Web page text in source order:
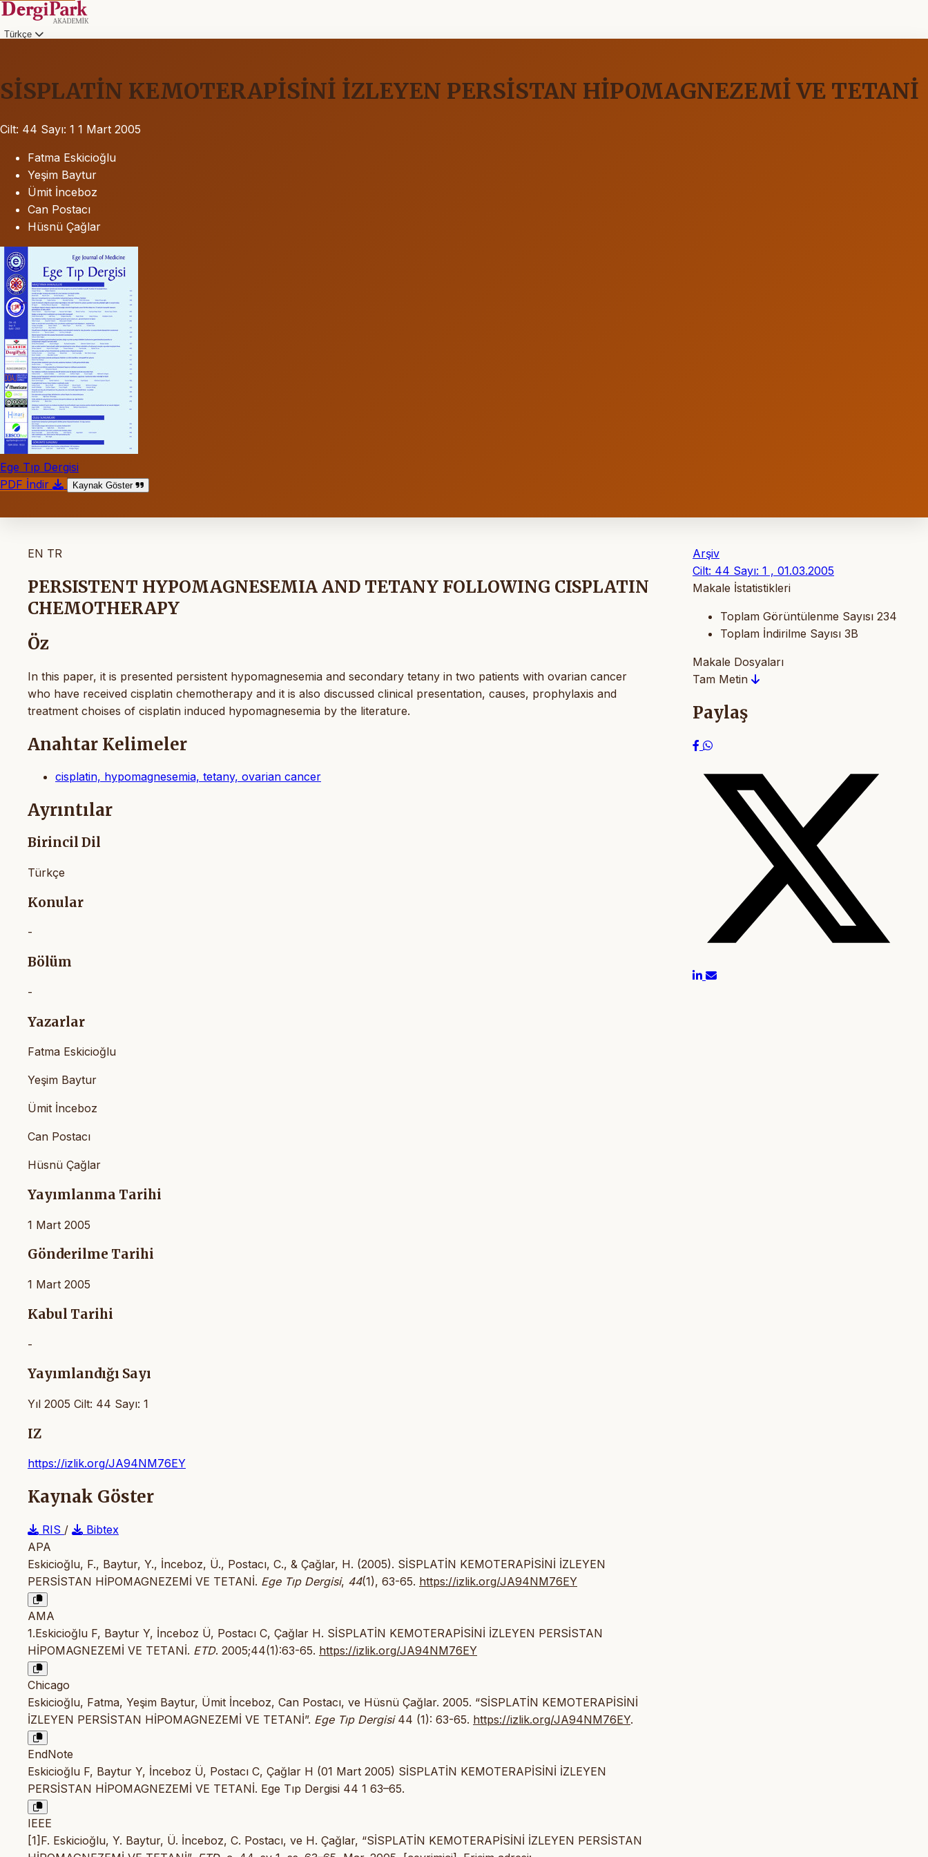
Türkçe
SİSPLATİN KEMOTERAPİSİNİ İZLEYEN PERSİSTAN HİPOMAGNEZEMİ VE TETANİ
Cilt: 44 Sayı: 1 1 Mart 2005
Fatma Eskicioğlu
Yeşim Baytur
Ümit İnceboz
Can Postacı
Hüsnü Çağlar
Ege Tıp Dergisi
PDF İndir
Kaynak Göster
EN TR
PERSISTENT HYPOMAGNESEMIA AND TETANY FOLLOWING CISPLATIN
CHEMOTHERAPY
Öz
In this paper, it is presented persistent hypomagnesemia and secondary tetany in two patients with ovarian cancer
who have received cisplatin chemotherapy and it is also discussed clinical presentation, causes, prophylaxis and
treatment choises of cisplatin induced hypomagnesemia by the literature.
Anahtar Kelimeler
cisplatin, hypomagnesemia, tetany, ovarian cancer
Ayrıntılar
Birincil Dil
Türkçe
Konular
-
Bölüm
-
Yazarlar
Fatma Eskicioğlu
Yeşim Baytur
Ümit İnceboz
Can Postacı
Hüsnü Çağlar
Yayımlanma Tarihi
1 Mart 2005
Gönderilme Tarihi
1 Mart 2005
Kabul Tarihi
-
Yayımlandığı Sayı
Yıl 2005 Cilt: 44 Sayı: 1
IZ
https://izlik.org/JA94NM76EY
Kaynak Göster
RIS /
Bibtex
APA
Eskicioğlu, F., Baytur, Y., İnceboz, Ü., Postacı, C., & Çağlar, H. (2005). SİSPLATİN KEMOTERAPİSİNİ İZLEYEN
PERSİSTAN HİPOMAGNEZEMİ VE TETANİ. Ege Tıp Dergisi, 44(1), 63-65. https://izlik.org/JA94NM76EY
AMA
1.Eskicioğlu F, Baytur Y, İnceboz Ü, Postacı C, Çağlar H. SİSPLATİN KEMOTERAPİSİNİ İZLEYEN PERSİSTAN
HİPOMAGNEZEMİ VE TETANİ. ETD. 2005;44(1):63-65. https://izlik.org/JA94NM76EY
Chicago
Eskicioğlu, Fatma, Yeşim Baytur, Ümit İnceboz, Can Postacı, ve Hüsnü Çağlar. 2005. “SİSPLATİN KEMOTERAPİSİNİ
İZLEYEN PERSİSTAN HİPOMAGNEZEMİ VE TETANİ”. Ege Tıp Dergisi44 (1): 63-65. https://izlik.org/JA94NM76EY.
EndNote
Eskicioğlu F, Baytur Y, İnceboz Ü, Postacı C, Çağlar H (01 Mart 2005) SİSPLATİN KEMOTERAPİSİNİ İZLEYEN
PERSİSTAN HİPOMAGNEZEMİ VE TETANİ. Ege Tıp Dergisi 44 1 63–65.
IEEE
[1]F. Eskicioğlu, Y. Baytur, Ü. İnceboz, C. Postacı, ve H. Çağlar, “SİSPLATİN KEMOTERAPİSİNİ İZLEYEN PERSİSTAN
Arşiv
Cilt: 44 Sayı: 1 , 01.03.2005
Makale İstatistikleri
Toplam Görüntülenme Sayısı 234
Toplam İndirilme Sayısı 3B
Makale Dosyaları
Tam Metin
Paylaş